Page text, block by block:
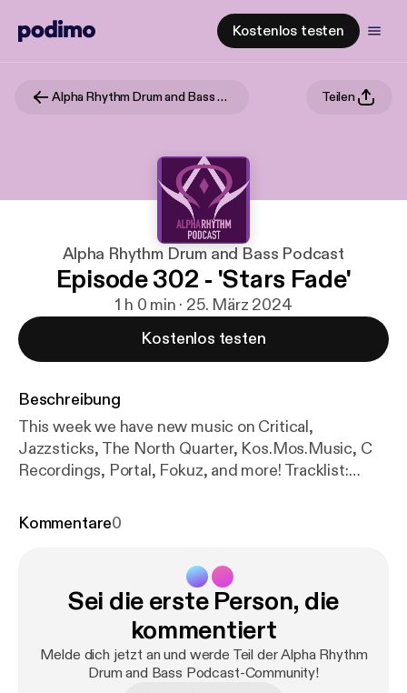
Kostenlos testen
Alpha Rhythm Drum and Bass Podcast Teilen
Alpha Rhythm Drum and Bass Podcast
Episode 302 - 'Stars Fade'
1 h 0 min · 25. März 2024
Kostenlos testen
Beschreibung
This week we have new music on Critical,
Jazzsticks, The North Quarter, Kos.Mos.Music, C
Recordings, Portal, Fokuz, and more! Tracklist:
Know Where You've Been [Forthcoming Influenza]
Mackadena - Bubbles ft. Th'Acquisition [Bouman
Records] LSB - Fade ft. Bazil & Sydney Bryce
- Greyhound [Critical] Quellsy - Polyrhythmic
Syndrome [Kos.Mos.Music] Minos - Fallen [Relik]
Kommentare0
Sei die erste Person, die
kommentiert
Melde dich jetzt an und werde Teil der Alpha Rhythm
Drum and Bass Podcast-Community!